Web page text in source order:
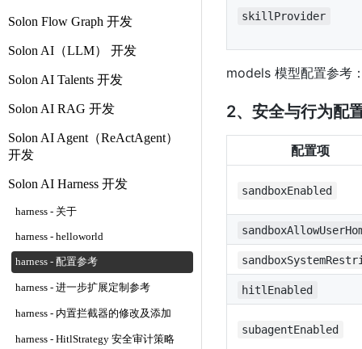
Solon Flow Graph 开发
Solon AI（LLM） 开发
Solon AI Talents 开发
Solon AI RAG 开发
Solon AI Agent（ReActAgent）
开发
Solon AI Harness 开发
harness - 关于
harness - helloworld
harness - 配置参考
harness - 进一步扩展定制参考
harness - 内置拦截器的修改及添加
harness - HitlStrategy 安全审计策略
skillProvider
models 模型配置参考
2、安全与行为配
配置项
sandboxEnabled
hitlEnabled
subagentEnabled